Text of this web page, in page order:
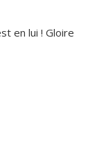
en lui ! Gloire